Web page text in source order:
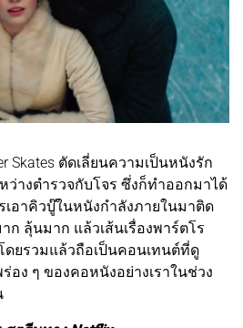
Skates ตัดเลี่ยนความเป็นหนังรัก
างตำรวจกับโจร ซึ่งก็ทำออกมาได้
เอาคิวบู๊ในหนังกำลังภายในมาติด
ก ลุ้นมาก แล้วเส้นเรื่องพาร์ตโร
ยรวมแล้วถือเป็นคอนเทนต์ที่ดู
อง ๆ ของคอหนังอย่างเราในช่วง